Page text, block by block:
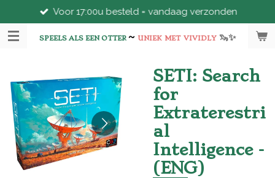
direct
naar
SPEELS ALS EEN OTTER~ UNIEK MET VIVIDLY 🦦✨
Voor 17:00u besteld = vandaag verzonden
SETI: Search
for
Extraterestri
al
Intelligence -
(ENG)